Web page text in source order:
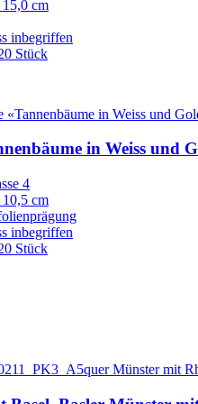
cm
inbegriffen
Stück
in Weiss und
4
cm
inbegriffen
Stück